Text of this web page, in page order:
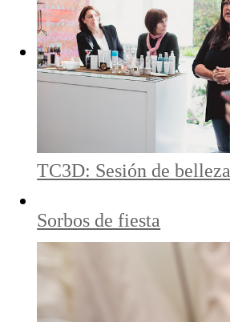
TC3D: Sesión de belleza
Sorbos de fiesta